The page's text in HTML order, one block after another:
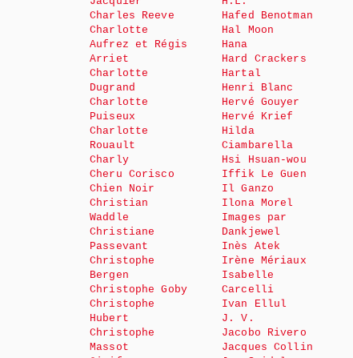
Charles Reeve
Charlotte
Aufrez et Régis
Arriet
Charlotte
Dugrand
Charlotte
Puiseux
Charlotte
Rouault
Charly
Cheru Corisco
Chien Noir
Christian
Waddle
Christiane
Passevant
Christophe
Bergen
Christophe Goby
Christophe
Hubert
Christophe
Massot
Hafed Benotman
Hal Moon
Hana
Hard Crackers
Hartal
Henri Blanc
Hervé Gouyer
Hervé Krief
Hilda
Ciambarella
Hsi Hsuan-wou
Iffik Le Guen
Il Ganzo
Ilona Morel
Images par
Dankjewel
Inès Atek
Irène Mériaux
Isabelle
Carcelli
Ivan Ellul
J. V.
Jacobo Rivero
Jacques Collin